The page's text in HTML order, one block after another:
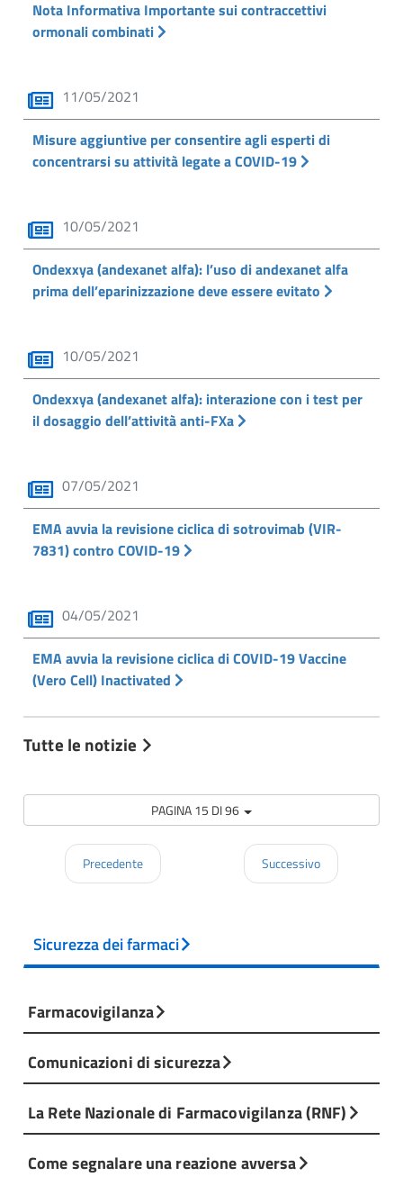
Nota Informativa Importante sui contraccettivi
ormonali combinati
11/05/2021
Misure aggiuntive per consentire agli esperti di
concentrarsi su attività legate a COVID-19
10/05/2021
Ondexxya (andexanet alfa): l’uso di andexanet alfa
prima dell’eparinizzazione deve essere evitato
10/05/2021
Ondexxya (andexanet alfa): interazione con i test per
il dosaggio dell’attività anti-FXa
07/05/2021
EMA avvia la revisione ciclica di sotrovimab (VIR-
7831) contro COVID-19
04/05/2021
EMA avvia la revisione ciclica di COVID-19 Vaccine
(Vero Cell) Inactivated
Tutte le notizie
PAGINA 15 DI 96
Precedente Successivo
Sicurezza dei farmaci
Farmacovigilanza
Comunicazioni di sicurezza
La Rete Nazionale di Farmacovigilanza (RNF)
Come segnalare una reazione avversa